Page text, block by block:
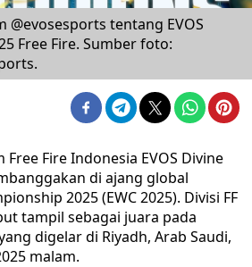
@evosesports tentang EVOS
Free Fire. Sumber foto:
Free Fire Indonesia EVOS Divine
di ajang global
2025 (EWC 2025). Divisi FF
tampil sebagai juara pada
digelar di Riyadh, Arab Saudi,
malam.